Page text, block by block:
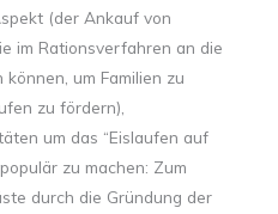
(der Ankauf von
im Rationsverfahren an die
um Familien zu
zu fördern),
um das “Eislaufen auf
zu machen: Zum
durch die Gründung der